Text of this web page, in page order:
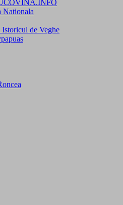
Nationala
de Veghe